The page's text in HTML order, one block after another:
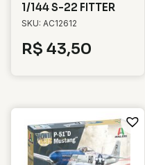
1/144 S-22 FITTER
SKU: AC12612
R$ 43,50